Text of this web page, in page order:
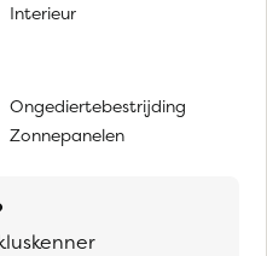
Interieur
Ongediertebestrijding
Zonnepanelen